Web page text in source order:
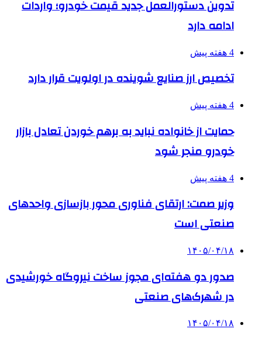
تدوین دستورالعمل جدید قیمت خودرو؛ واردات
ادامه دارد
4 هفته پیش
تخصیص ارز صنایع شوینده در اولویت قرار دارد
4 هفته پیش
حمایت از خانواده نباید به برهم خوردن تعادل بازار
خودرو منجر شود
4 هفته پیش
وزیر صمت: ارتقای فناوری محور بازسازی واحدهای
صنعتی است
۱۴۰۵/۰۴/۱۸
صدور دو هفته‌ای مجوز ساخت نیروگاه خورشیدی
در شهرک‌های صنعتی
۱۴۰۵/۰۴/۱۸